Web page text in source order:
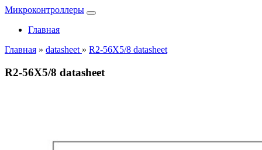
Микроконтроллеры
Главная
Главная » datasheet » R2-56X5/8 datasheet
R2-56X5/8 datasheet